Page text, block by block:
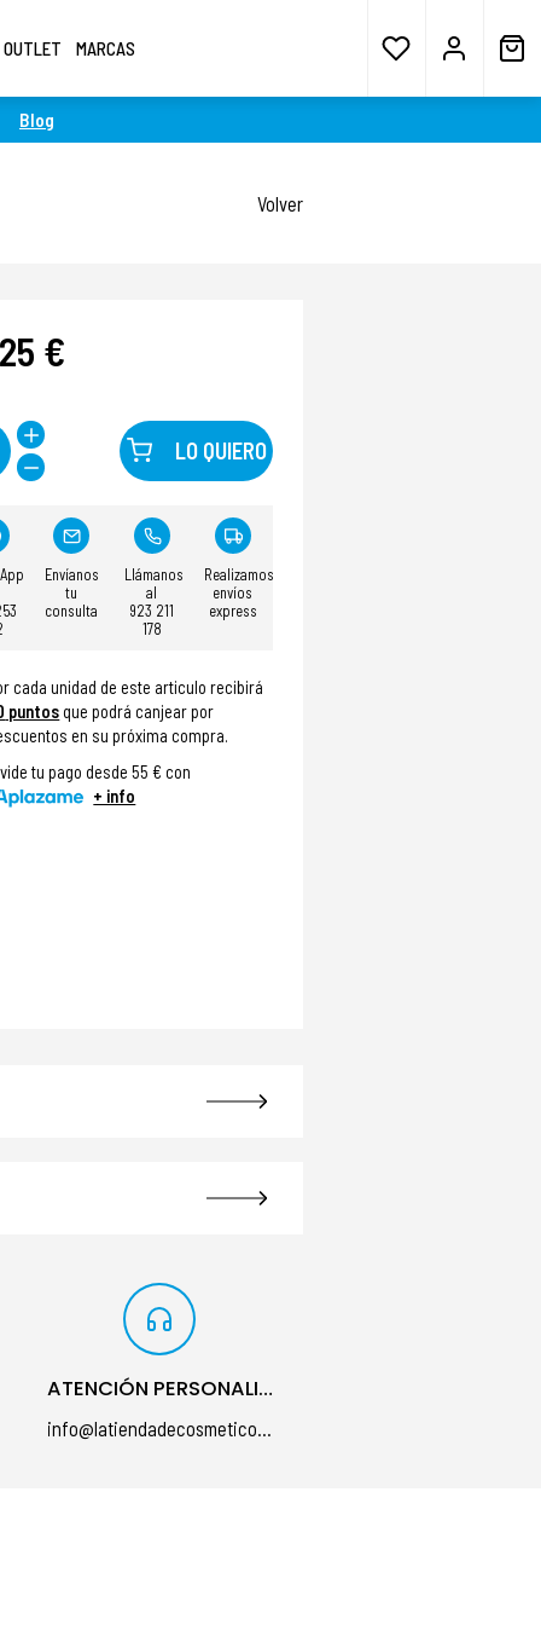
Blog
OUTLET MARCAS
Volver
€
LO QUIERO
Envíanos
tu
consulta
Llámanos
al
923 211
178
Realizamos
envíos
express
cada unidad de este articulo recibirá
puntos que podrá canjear por
en su próxima compra.
tu pago desde 55 € con
+ info
ATENCIÓN PERSONALIZADA
info@latiendadecosmeticos.com